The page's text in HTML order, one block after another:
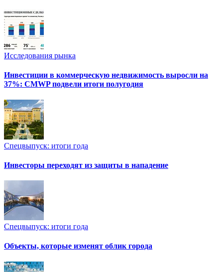
Исследования рынка
Инвестиции в коммерческую недвижимость выросли на
37%: CMWP подвели итоги полугодия
Спецвыпуск: итоги года
Инвесторы переходят из защиты в нападение
Спецвыпуск: итоги года
Объекты, которые изменят облик города